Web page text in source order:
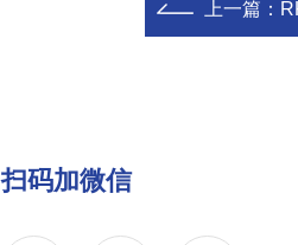
上一篇：
扫码加微信